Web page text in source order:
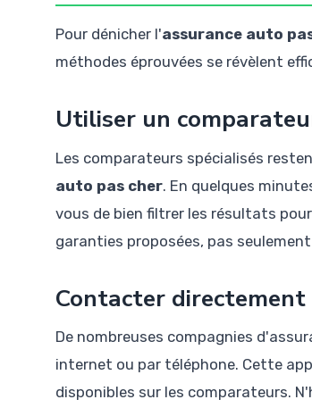
Pour dénicher l'assurance auto
méthodes éprouvées se révèlent
Utiliser un
Les comparateurs spécialisés
auto pas cher. En quelques
vous de bien filtrer les résultats
garanties proposées, pas
Contacter
De nombreuses compagnies
internet ou par téléphone. Cette
disponibles sur les comparateurs.